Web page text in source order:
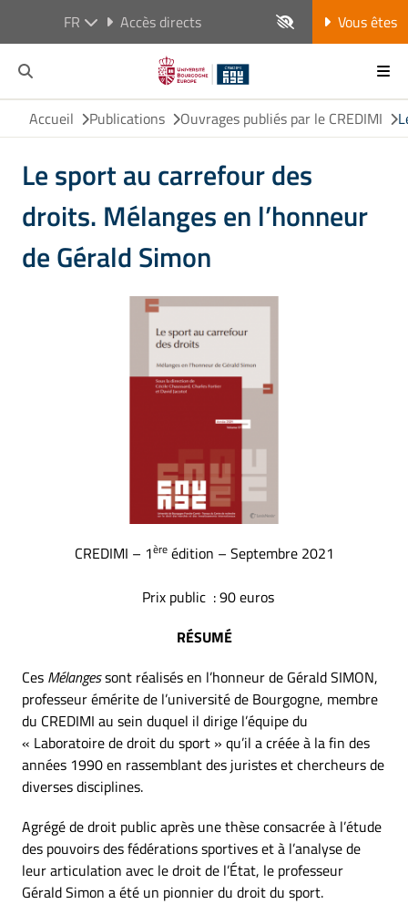
FR Accès directs Vous êtes
Accueil Publications Ouvrages publiés par le CREDIMI
Le sport au carrefour des
droits. Mélanges en l’honneur
de Gérald Simon
CREDIMI – 1èreédition – Septembre 2021
Prix public : 90 euros
RÉSUMÉ
Ces Mélangessont réalisés en l’honneur de Gérald SIMON,
professeur émérite de l’université de Bourgogne, membre
du CREDIMI au sein duquel il dirige l’équipe du
« Laboratoire de droit du sport » qu’il a créée à la fin des
années 1990 en rassemblant des juristes et chercheurs de
diverses disciplines.
Agrégé de droit public après une thèse consacrée à l’étude
des pouvoirs des fédérations sportives et à l’analyse de
leur articulation avec le droit de l’État, le professeur
Gérald Simon a été un pionnier du droit du sport.